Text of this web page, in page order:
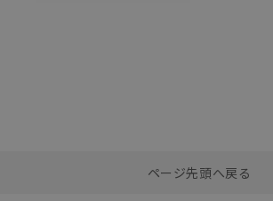
括ダウンロード
ページ先頭へ戻る